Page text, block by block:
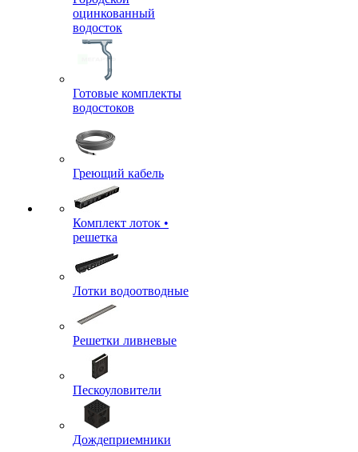
оцинкованный
водосток
Готовые комплекты
водостоков
Греющий кабель
Комплект лоток •
решетка
Лотки водоотводные
Решетки ливневые
Пескоуловители
Дождеприемники